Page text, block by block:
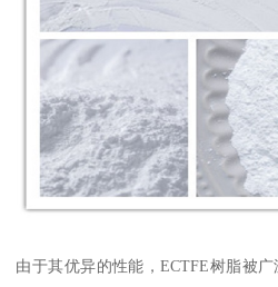
由于其优异的性能，ECTFE树脂被